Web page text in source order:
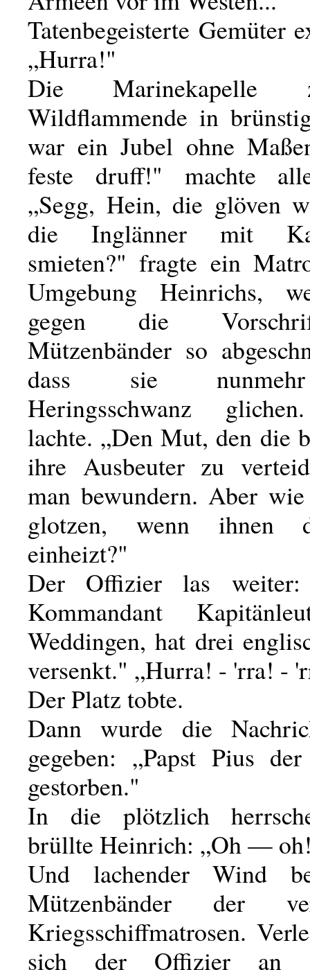
Tatenbegeisterte Gemüter
„Hurra!"
Die Marinekapelle
Wildflammende in
war ein Jubel ohne
feste druff!" machte
„Segg, Hein, die glöven
die Inglänner mit
smieten?" fragte ein
Umgebung Heinrichs,
gegen die
Mützenbänder so
dass sie
Heringsschwanz
lachte. „Den Mut, den die
ihre Ausbeuter zu
man bewundern. Aber
glotzen, wenn ihnen
einheizt?"
Der Offizier las
Kommandant
Weddingen, hat drei
versenkt." „Hurra! - 'rra! -
Der Platz tobte.
Dann wurde die
gegeben: „Papst Pius
gestorben."
In die plötzlich
brüllte Heinrich: „Oh —
Und lachender Wind
Mützenbänder der
Kriegsschiffmatrosen.
sich der Offizier an